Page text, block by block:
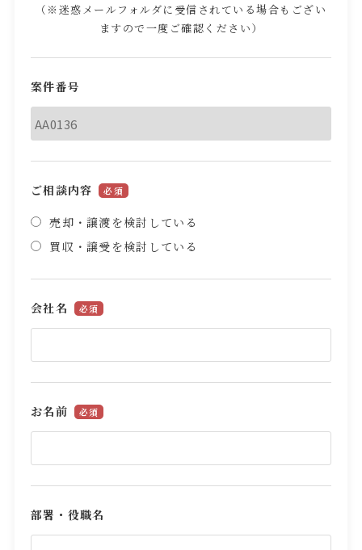
（※迷惑メールフォルダに受信されている場合もござい
ますので一度ご確認ください）
案件番号
ご相談内容 必須
売却・譲渡を検討している
買収・譲受を検討している
会社名 必須
お名前 必須
部署・役職名